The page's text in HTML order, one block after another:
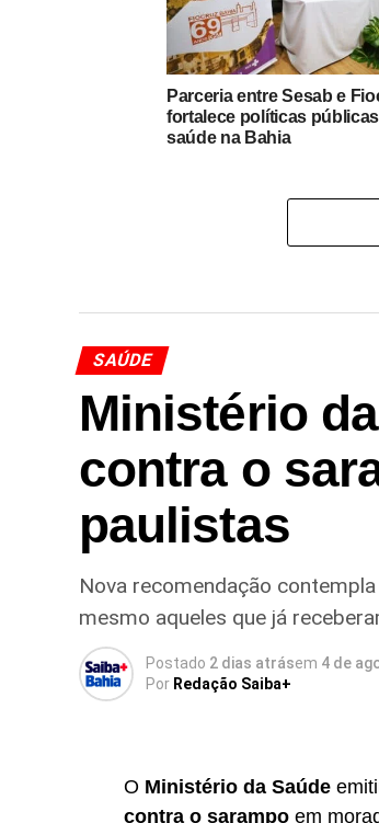
Parceria entre Sesab e
fortalece políticas
saúde na Bahia
SAÚDE
Ministério
contra o
paulistas
Nova recomendação
mesmo aqueles que já
Postado 2 dias atrásem 4 de
Por Redação Saiba+
O Ministério da Saúde
contra o sarampo em